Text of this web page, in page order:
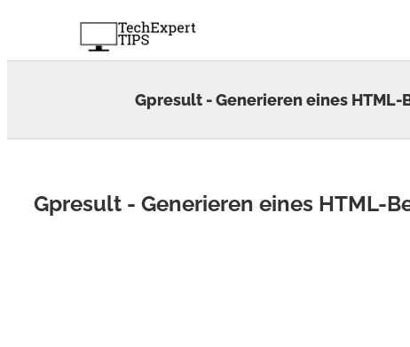
Gpresult - Generieren eines
Gpresult - Generieren eines HTML-